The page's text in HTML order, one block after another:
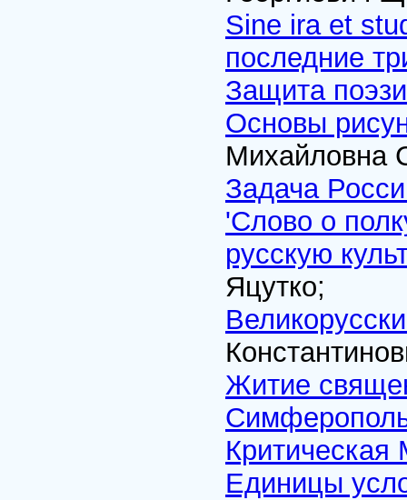
Sine ira et
последние
Защита
Основы
Михайловна
Задача
'Слово о
русскую
Яцутко;
Житие
Единицы